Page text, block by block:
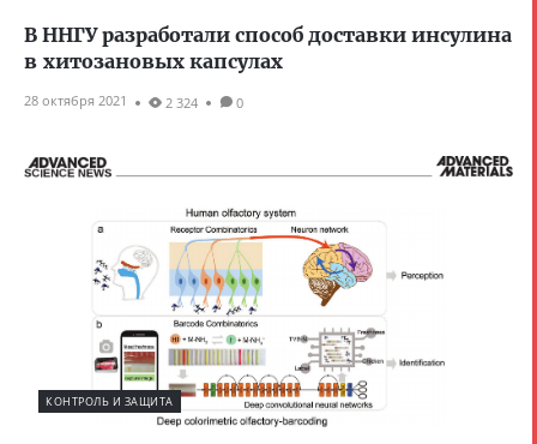
В ННГУ разработали способ доставки инсулина
в хитозановых капсулах
28 октября 2021 2 324 0
КОНТРОЛЬ И ЗАЩИТА